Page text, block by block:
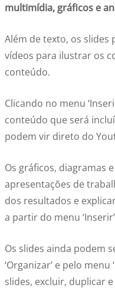
multimídia, gráficos e
Além de texto, os slides
vídeos para ilustrar os
conteúdo.
Clicando no menu
conteúdo que será
podem vir direto do
Os gráficos, diagramas
apresentações de
dos resultados e
a partir do menu
Os slides ainda podem
‘Organizar’ e pelo menu
slides, excluir, duplicar